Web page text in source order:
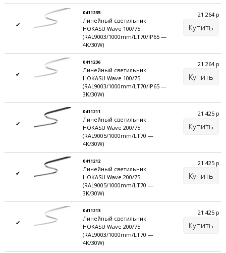
✔
0411235
Линейный светильник
HOKASU Wave 100/75
(RAL9003/1000mm/LT70/IP65 —
4K/30W)
21 264 р
Купить
✔
0411236
Линейный светильник
HOKASU Wave 100/75
(RAL9003/1000mm/LT70/IP65 —
3K/30W)
21 264 р
Купить
✔
0411211
Линейный светильник
HOKASU Wave 200/75
(RAL9005/1000mm/LT70 —
4K/30W)
21 425 р
Купить
✔
0411212
Линейный светильник
HOKASU Wave 200/75
(RAL9005/1000mm/LT70 —
3K/30W)
21 425 р
Купить
✔
0411213
Линейный светильник
HOKASU Wave 200/75
(RAL9003/1000mm/LT70 —
4K/30W)
21 425 р
Купить